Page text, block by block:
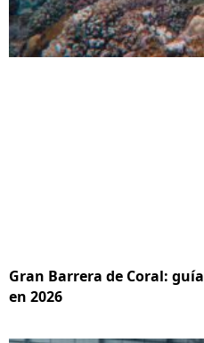
Gran Barrera de Coral:
en 2026